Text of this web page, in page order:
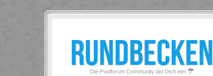
RUNDBECKEN
Die Poolforum Community läd Dich ein!